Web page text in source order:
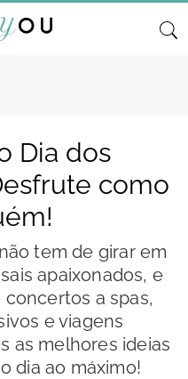
Dia dos
como
tem de girar em
apaixonados, e
concertos a spas,
e viagens
as melhores ideias
dia ao máximo!